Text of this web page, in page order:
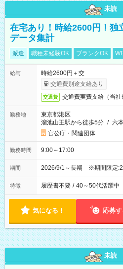
未読
在宅あり！時給2600円！独
データ集計
派遣 職種未経験OK ブランクOK
給与
時給2600円＋交
交通費別途支給あり
交通費 交通費実費支給（当社
勤務地
東京都港区
溜池山王駅から徒歩5分 / 六
官公庁・関連団体
勤務時間 9:00～17:00
期間 2026/9/1～長期 ※期間限定
特徴 履歴書不要 / 40～50代活躍中
気になる！ 応募す
未読